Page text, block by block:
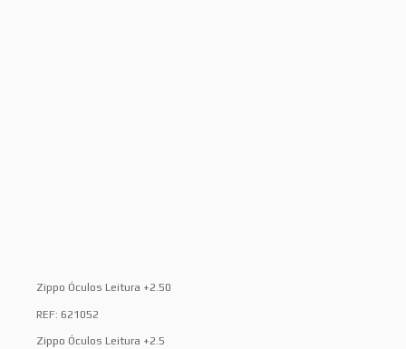
Zippo Óculos Leitura +2.50
REF: 621052
Zippo Óculos Leitura +2.5